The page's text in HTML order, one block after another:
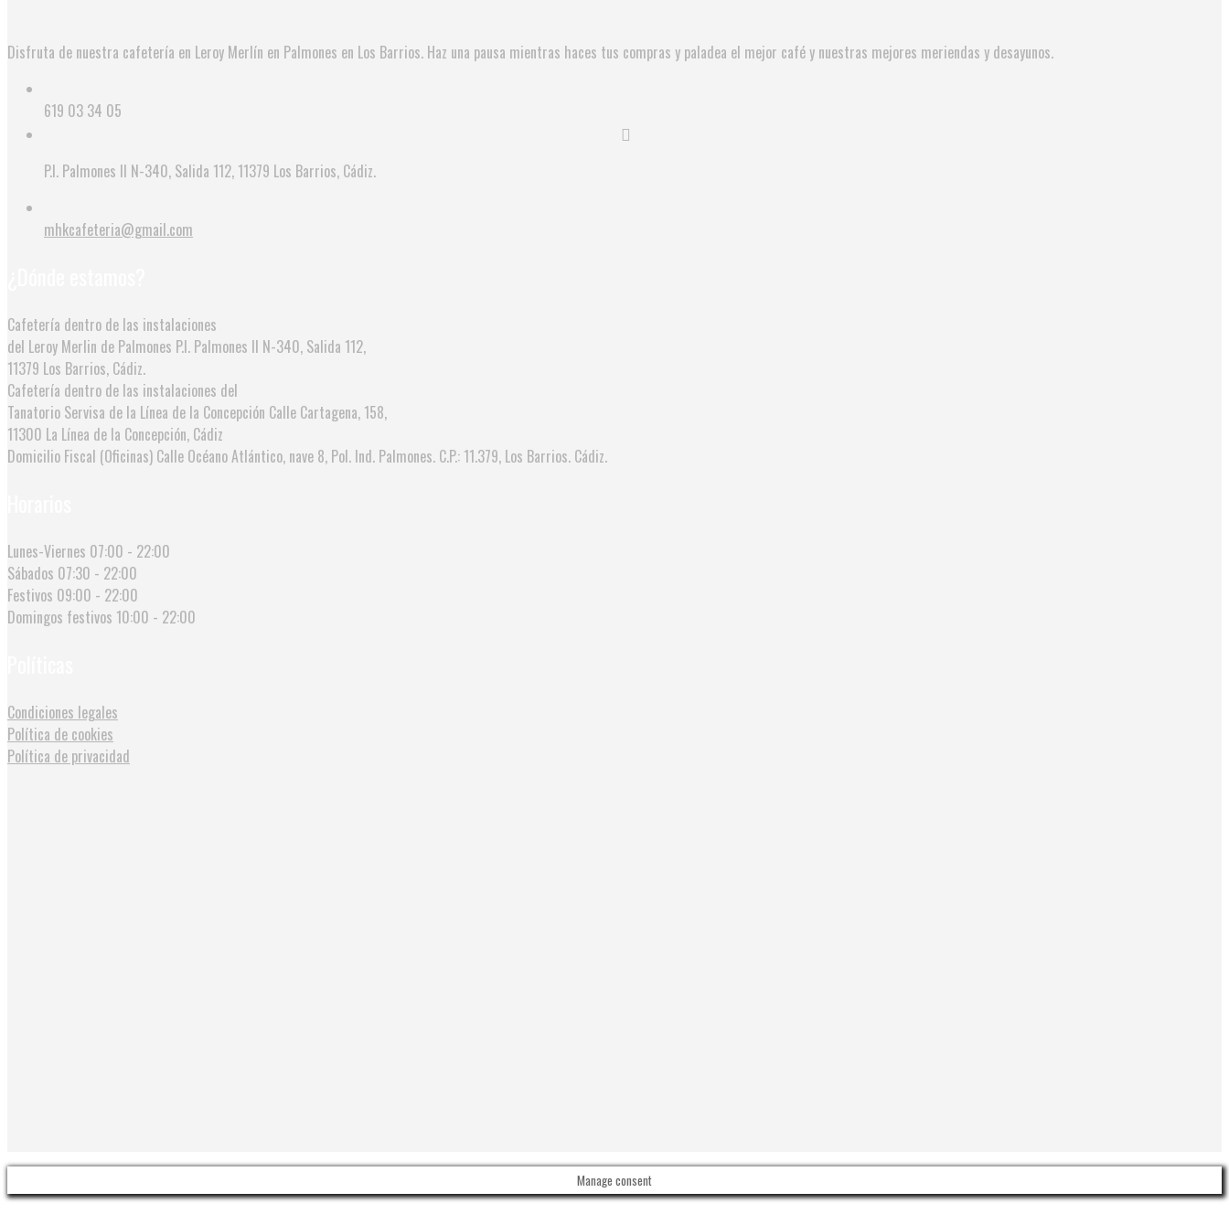
Disfruta de nuestra cafetería en Leroy Merlín en Palmones en Los Barrios. Haz una pausa mientras haces tus compras y paladea el mejor café y nuestras mejores meriendas y desayunos.
619 03 34 05
P.I. Palmones II N-340, Salida 112, 11379 Los Barrios, Cádiz.
mhkcafeteria@gmail.com
Cafetería dentro de las instalaciones
del Leroy Merlin de Palmones P.I. Palmones II N-340, Salida 112,
11379 Los Barrios, Cádiz.
Cafetería dentro de las instalaciones del
Tanatorio Servisa de la Línea de la Concepción Calle Cartagena, 158,
11300 La Línea de la Concepción, Cádiz
Domicilio Fiscal (Oficinas) Calle Océano Atlántico, nave 8, Pol. Ind. Palmones. C.P.: 11.379, Los Barrios. Cádiz.
Lunes-Viernes 07:00 - 22:00
Sábados 07:30 - 22:00
Festivos 09:00 - 22:00
Domingos festivos 10:00 - 22:00
Condiciones legales
Política de cookies
Política de privacidad
Manage consent